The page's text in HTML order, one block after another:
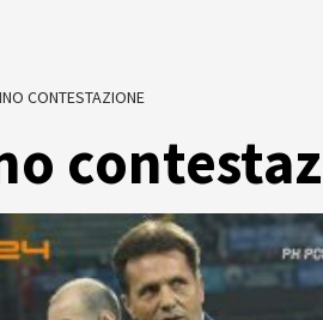
CONTESTAZIONE